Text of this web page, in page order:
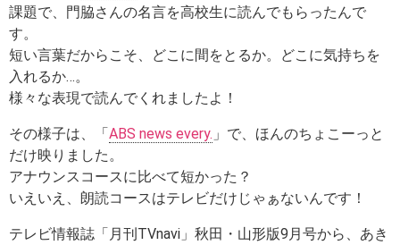
課題で、門脇さんの名言を高校生に読んでもらったんで
す。
短い言葉だからこそ、どこに間をとるか。どこに気持ちを
入れるか…。
様々な表現で読んでくれましたよ！
その様子は、「ABS news every. 」で、ほんのちょこーっと
だけ映りました。
アナウンスコースに比べて短かった？
いえいえ、朗読コースはテレビだけじゃぁないんです！
テレビ情報誌「月刊TVnavi」秋田・山形版9月号から、あき